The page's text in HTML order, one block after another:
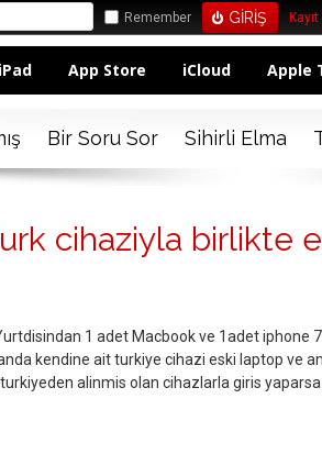
Remember Kayıt
App Store iCloud Apple
Bir Soru Sor Sihirli Elma
cihaziyla birlikte
1 adet Macbook ve 1adet iphone
kendine ait turkiye cihazi eski laptop ve
alinmis olan cihazlarla giris